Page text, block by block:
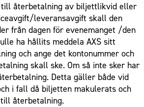
återbetalning av biljettlikvid eller
leveransavgift skall den
från dagen för evenemanget /den
ha hållits meddela AXS sitt
och ange det kontonummer och
skall ske. Om så inte sker har
Detta gäller både vid
i fall då biljetten makulerats och
återbetalning.